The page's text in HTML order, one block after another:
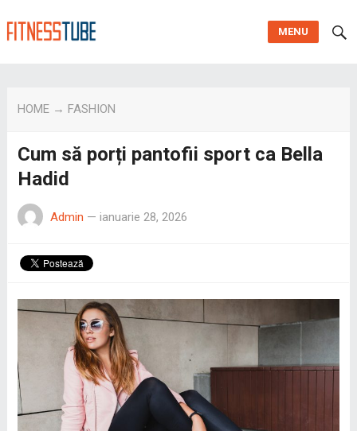
MENU
HOME→ FASHION
Cum să porți pantofii sport ca Bella
Hadid
Admin — ianuarie 28, 2026